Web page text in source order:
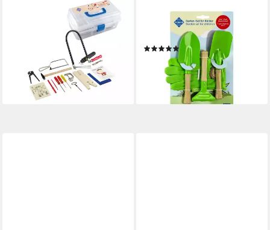
Kinder-Werkzeug-Set
Laubsäge-Set mit
Stahlwerkzeugen und
Bohrmaschine, 641S
ab 58,31 €
lieferbar in 2 Wochen
PEBARO
Kinder-Gartenset Garten-Set,
(1)
13,16 € UVP 14,99 €
lieferbar - in 2-3 Werktagen bei dir